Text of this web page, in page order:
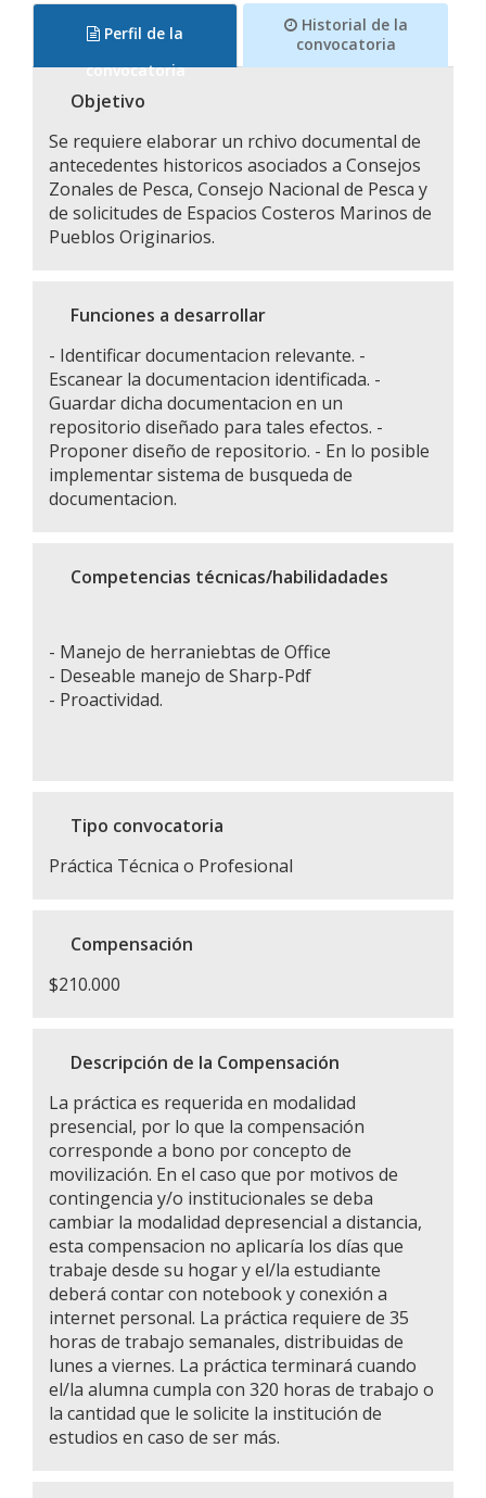
Perfil de la
convocatoria
Historial de la
convocatoria
Objetivo
Se requiere elaborar un rchivo documental de
antecedentes historicos asociados a Consejos
Zonales de Pesca, Consejo Nacional de Pesca y
de solicitudes de Espacios Costeros Marinos de
Pueblos Originarios.
Funciones a desarrollar
- Identificar documentacion relevante. -
Escanear la documentacion identificada. -
Guardar dicha documentacion en un
repositorio diseñado para tales efectos. -
Proponer diseño de repositorio. - En lo posible
implementar sistema de busqueda de
documentacion.
Competencias técnicas/habilidadades
- Manejo de herraniebtas de Office
- Deseable manejo de Sharp-Pdf
- Proactividad.
Tipo convocatoria
Práctica Técnica o Profesional
Compensación
$210.000
Descripción de la Compensación
La práctica es requerida en modalidad
presencial, por lo que la compensación
corresponde a bono por concepto de
movilización. En el caso que por motivos de
contingencia y/o institucionales se deba
cambiar la modalidad depresencial a distancia,
esta compensacion no aplicaría los días que
trabaje desde su hogar y el/la estudiante
deberá contar con notebook y conexión a
internet personal. La práctica requiere de 35
horas de trabajo semanales, distribuidas de
lunes a viernes. La práctica terminará cuando
el/la alumna cumpla con 320 horas de trabajo o
la cantidad que le solicite la institución de
estudios en caso de ser más.